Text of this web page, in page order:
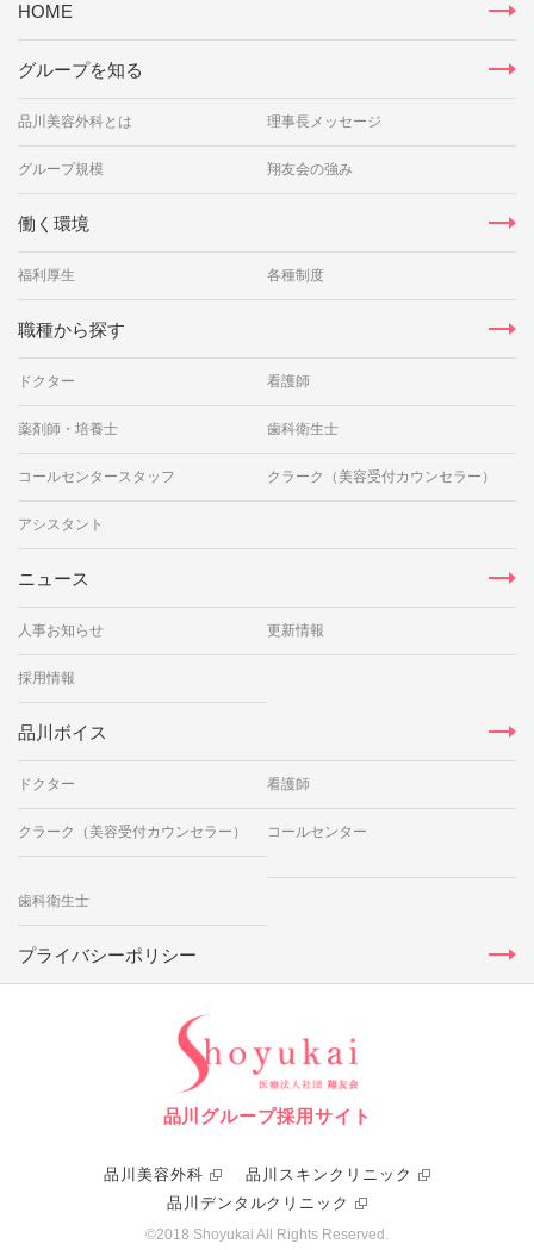
HOME
グループを知る
品川美容外科とは 理事長メッセージ
グループ規模 翔友会の強み
働く環境
福利厚生 各種制度
職種から探す
ドクター 看護師
薬剤師・培養士 歯科衛生士
コールセンタースタッフ クラーク（美容受付カウンセラー）
アシスタント
ニュース
人事お知らせ 更新情報
採用情報
品川ボイス
ドクター 看護師
クラーク（美容受付カウンセラー） コールセンター
歯科衛生士
プライバシーポリシー
品川グループ採用サイト
品川美容外科
品川スキンクリニック
品川デンタルクリニック
©2018 Shoyukai All Rights Reserved.